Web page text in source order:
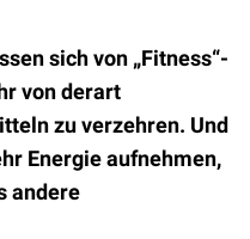
sich von „Fitness“-
von derart
zu verzehren. Und
Energie aufnehmen,
andere